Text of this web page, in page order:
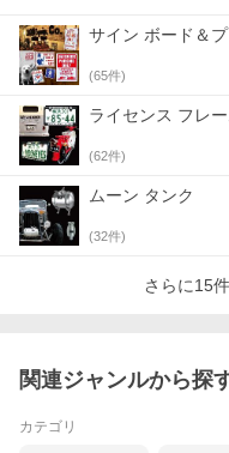
サイン ボード＆
(65件)
ライセンス フレ
(62件)
ムーン タンク
(32件)
さらに15
関連ジャンルから探
カテゴリ